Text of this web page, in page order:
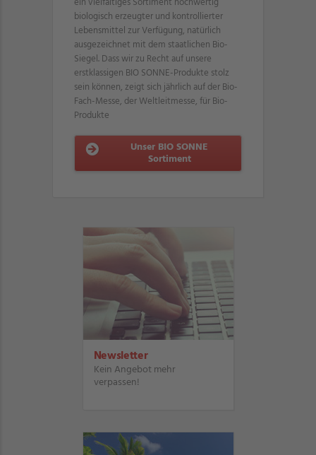
biologisch erzeugter und kontrollierter
Lebensmittel zur Verfügung, natürlich
ausgezeichnet mit dem staatlichen Bio-
Siegel. Dass wir zu Recht auf unsere
erstklassigen BIO SONNE-Produkte stolz
sein können, zeigt sich jährlich auf der Bio-
Fach-Messe, der Weltleitmesse, für Bio-
Produkte
Unser BIO SONNE
Sortiment
Newsletter
Kein Angebot mehr
verpassen!